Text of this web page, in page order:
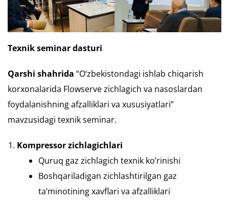
Texnik seminar dasturi
Qarshi shahrida “O‘zbekistondagi ishlab chiqarish
korxonalarida Flowserve zichlagich va nasoslardan
foydalanishning afzalliklari va xususiyatlari”
mavzusidagi texnik seminar.
Kompressor zichlagichlari
Quruq gaz zichlagich texnik ko’rinishi
Boshqariladigan zichlashtirilgan gaz
ta’minotining xavflari va afzalliklari